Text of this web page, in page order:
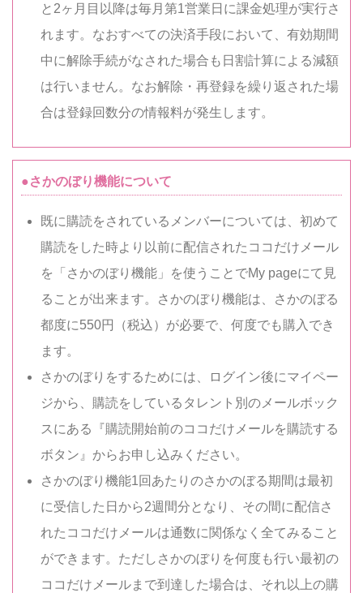
と2ヶ月目以降は毎月第1営業日に課金処理が実行さ
れます。なおすべての決済手段において、有効期間
中に解除手続がなされた場合も日割計算による減額
は行いません。なお解除・再登録を繰り返された場
合は登録回数分の情報料が発生します。
●さかのぼり機能について
既に購読をされているメンバーについては、初めて
購読をした時より以前に配信されたココだけメール
を「さかのぼり機能」を使うことでMy pageにて見
ることが出来ます。さかのぼり機能は、さかのぼる
都度に550円（税込）が必要で、何度でも購入でき
ます。
さかのぼりをするためには、ログイン後にマイペー
ジから、購読をしているタレント別のメールボック
スにある『購読開始前のココだけメールを購読する
ボタン』からお申し込みください。
さかのぼり機能1回あたりのさかのぼる期間は最初
に受信した日から2週間分となり、その間に配信さ
れたココだけメールは通数に関係なく全てみること
ができます。ただしさかのぼりを何度も行い最初の
ココだけメールまで到達した場合は、それ以上の購